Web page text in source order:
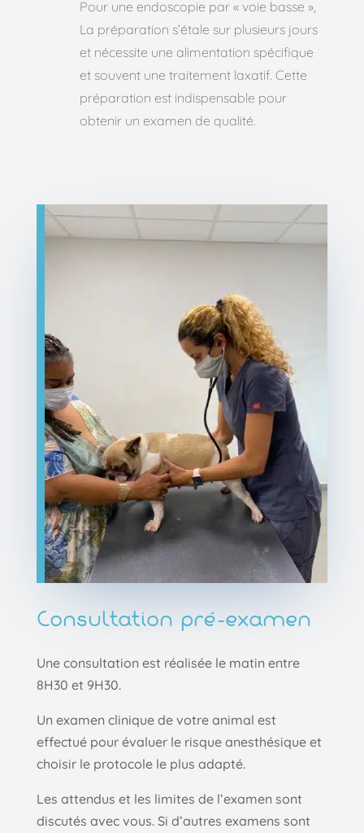
Pour une endoscopie par « voie basse »,
La préparation s’étale sur plusieurs jours
et nécessite une alimentation spécifique
et souvent une traitement laxatif. Cette
préparation est indispensable pour
obtenir un examen de qualité.
Consultation pré-examen
Une consultation est réalisée le matin entre
8H30 et 9H30.
Un examen clinique de votre animal est
effectué pour évaluer le risque anesthésique et
choisir le protocole le plus adapté.
Les attendus et les limites de l’examen sont
discutés avec vous. Si d’autres examens sont